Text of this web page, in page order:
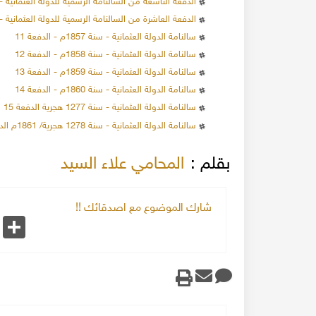
الدفعة العاشرة من السالنامة الرسمية للدولة العثمانية -
سالنامة الدولة العثمانية - سنة 1857م - الدفعة 11
سالنامة الدولة العثمانية - سنة 1858م - الدفعة 12
سالنامة الدولة العثمانية - سنة 1859م - الدفعة 13
سالنامة الدولة العثمانية - سنة 1860م - الدفعة 14
سالنامة الدولة العثمانية - سنة 1277 هجرية الدفعة 15
سالنامة الدولة العثمانية - سنة 1278 هجرية/ 1861م الدفعة 16
بقلم : المحامي علاء السيد
شارك الموضوع مع اصدقائك !!
24-12-2019 137183 مشاهدة
الاحتلال البريطاني لسوريا 1918
عند انتهاء الحرب العالمية
القوات التركية وحلفاءها الألمان من سوريا، و
عشر ألف جندي تركي، وحوالي اثنا عشر ألف جندي
موالين للعثمانيين المزيد